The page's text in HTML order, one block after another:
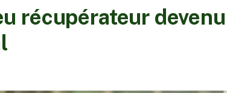
récupérateur devenu